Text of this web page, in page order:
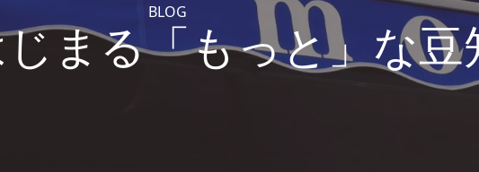
BLOG
まる「もっと」な豆